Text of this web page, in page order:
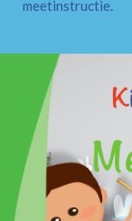
meetinstructie.